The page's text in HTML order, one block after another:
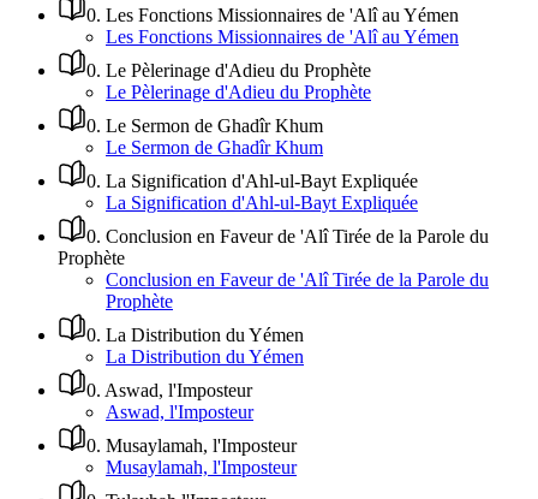
0. Les Fonctions Missionnaires de 'Alî au Yémen
Les Fonctions Missionnaires de 'Alî au Yémen
0. Le Pèlerinage d'Adieu du Prophète
Le Pèlerinage d'Adieu du Prophète
0. Le Sermon de Ghadîr Khum
Le Sermon de Ghadîr Khum
0. La Signification d'Ahl-ul-Bayt Expliquée
La Signification d'Ahl-ul-Bayt Expliquée
0. Conclusion en Faveur de 'Alî Tirée de la Parole du
Prophète
Conclusion en Faveur de 'Alî Tirée de la Parole du
Prophète
0. La Distribution du Yémen
La Distribution du Yémen
0. Aswad, l'Imposteur
Aswad, l'Imposteur
0. Musaylamah, l'Imposteur
Musaylamah, l'Imposteur